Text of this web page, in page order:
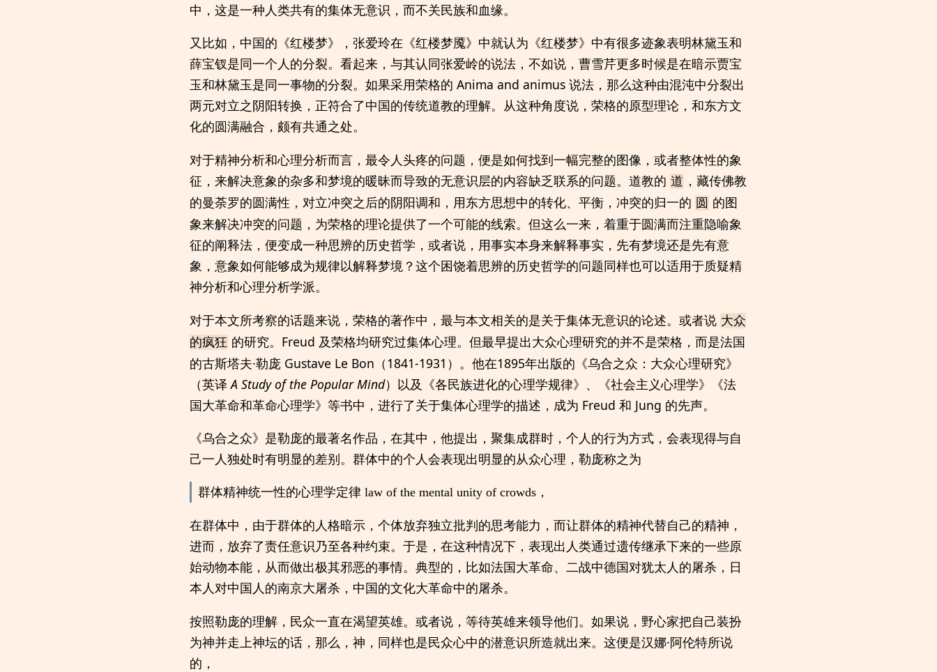
中，这是一种人类共有的集体无意识，而不关民族和血缘。
又比如，中国的《红楼梦》，张爱玲在《红楼梦魇》中就认为《红楼梦》中有很多迹象表明林黛玉和
薛宝钗是同一个人的分裂。看起来，与其认同张爱岭的说法，不如说，曹雪芹更多时候是在暗示贾宝
玉和林黛玉是同一事物的分裂。如果采用荣格的 Anima and animus 说法，那么这种由混沌中分裂出
两元对立之阴阳转换，正符合了中国的传统道教的理解。从这种角度说，荣格的原型理论，和东方文
化的圆满融合，颇有共通之处。
对于精神分析和心理分析而言，最令人头疼的问题，便是如何找到一幅完整的图像，或者整体性的象
征，来解决意象的杂多和梦境的暖昧而导致的无意识层的内容缺乏联系的问题。道教的 道 ，藏传佛教
的曼荼罗的圆满性，对立冲突之后的阴阳调和，用东方思想中的转化、平衡，冲突的归一的 圆 的图
象来解决冲突的问题，为荣格的理论提供了一个可能的线索。但这么一来，着重于圆满而注重隐喻象
征的阐释法，便变成一种思辨的历史哲学，或者说，用事实本身来解释事实，先有梦境还是先有意
象，意象如何能够成为规律以解释梦境？这个困饶着思辨的历史哲学的问题同样也可以适用于质疑精
神分析和心理分析学派。
对于本文所考察的话题来说，荣格的著作中，最与本文相关的是关于集体无意识的论述。或者说 大众
的疯狂 的研究。Freud 及荣格均研究过集体心理。但最早提出大众心理研究的并不是荣格，而是法国
的古斯塔夫·勒庞 Gustave Le Bon（1841-1931）。他在1895年出版的《乌合之众：大众心理研究》
（英译A Study of the Popular Mind）以及《各民族进化的心理学规律》、《社会主义心理学》《法
国大革命和革命心理学》等书中，进行了关于集体心理学的描述，成为 Freud 和 Jung 的先声。
《乌合之众》是勒庞的最著名作品，在其中，他提出，聚集成群时，个人的行为方式，会表现得与自
己一人独处时有明显的差别。群体中的个人会表现出明显的从众心理，勒庞称之为
群体精神统一性的心理学定律 law of the mental unity of crowds，
在群体中，由于群体的人格暗示，个体放弃独立批判的思考能力，而让群体的精神代替自己的精神，
进而，放弃了责任意识乃至各种约束。于是，在这种情况下，表现出人类通过遗传继承下来的一些原
始动物本能，从而做出极其邪恶的事情。典型的，比如法国大革命、二战中德国对犹太人的屠杀，日
本人对中国人的南京大屠杀，中国的文化大革命中的屠杀。
按照勒庞的理解，民众一直在渴望英雄。或者说，等待英雄来领导他们。如果说，野心家把自己装扮
为神并走上神坛的话，那么，神，同样也是民众心中的潜意识所造就出来。这便是汉娜·阿伦特所说
的，